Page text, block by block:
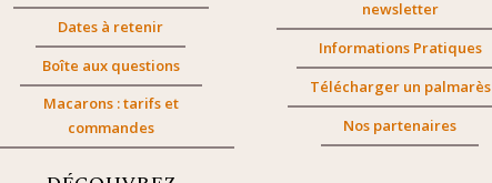
Dates à retenir
Boîte aux questions
Macarons : tarifs et
commandes
newsletter
Informations Pratiques
Télécharger un palmarès
Nos partenaires